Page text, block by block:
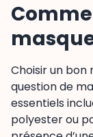
Choisir un bon
question de
essentiels
polyester ou